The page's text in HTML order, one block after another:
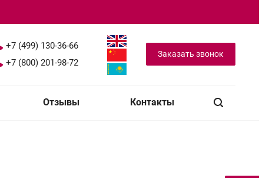
+7 (499) 130-36-66
+7 (800) 201-98-72
Заказать звонок
Отзывы Контакты